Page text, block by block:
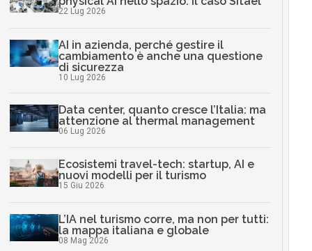
22 Lug 2026
AI in azienda, perché gestire il
cambiamento è anche una questione
di sicurezza
10 Lug 2026
Data center, quanto cresce l’Italia: ma
attenzione al thermal management
06 Lug 2026
Ecosistemi travel-tech: startup, AI e
nuovi modelli per il turismo
15 Giu 2026
L’IA nel turismo corre, ma non per tutti:
la mappa italiana e globale
08 Mag 2026